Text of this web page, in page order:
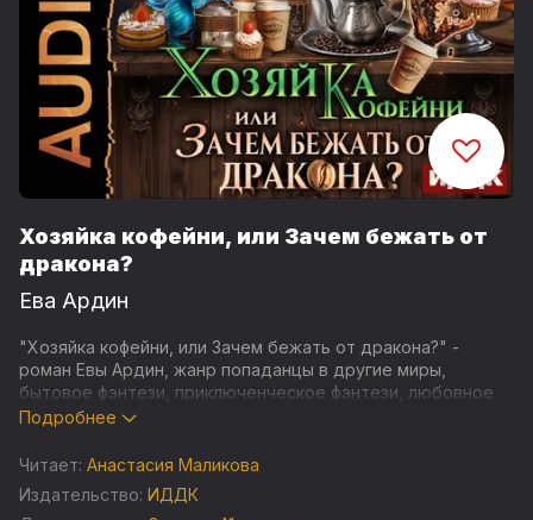
Хозяйка кофейни, или Зачем бежать от
дракона?
Ева Ардин
"Хозяйка кофейни, или Зачем бежать от дракона?" -
роман Евы Ардин, жанр попаданцы в другие миры,
бытовое фэнтези, приключенческое фэнтези, любовное
фэнтези.
Старость, больница, операционный стол, — и о-па! Я
вдруг в темном переулке перед бандой грабителей! Это
что, новый мир?! У меня теперь молодое тело? Второй
Подробнее
Читает: Анастасия Маликова
Издательство: ИДДК